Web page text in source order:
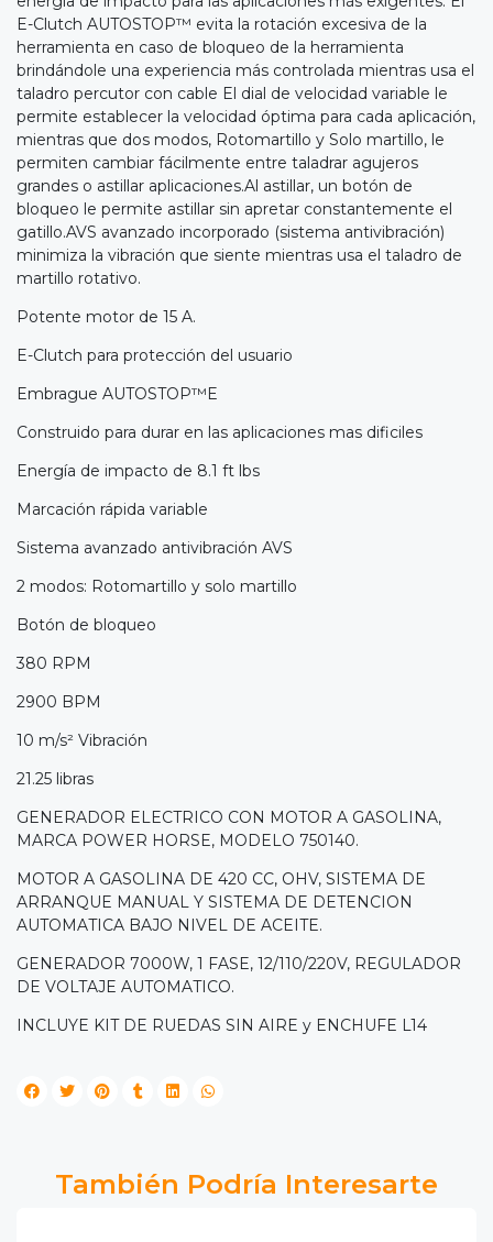
E-Clutch AUTOSTOP™ evita la rotación excesiva de la
herramienta en caso de bloqueo de la herramienta
brindándole una experiencia más controlada mientras usa el
taladro percutor con cable El dial de velocidad variable le
permite establecer la velocidad óptima para cada aplicación,
mientras que dos modos, Rotomartillo y Solo martillo, le
permiten cambiar fácilmente entre taladrar agujeros
grandes o astillar aplicaciones.Al astillar, un botón de
bloqueo le permite astillar sin apretar constantemente el
gatillo.AVS avanzado incorporado (sistema antivibración)
minimiza la vibración que siente mientras usa el taladro de
martillo rotativo.
Potente motor de 15 A.
E-Clutch para protección del usuario
Embrague AUTOSTOP™E
Construido para durar en las aplicaciones mas dificiles
Energía de impacto de 8.1 ft lbs
Marcación rápida variable
Sistema avanzado antivibración AVS
2 modos: Rotomartillo y solo martillo
Botón de bloqueo
380 RPM
2900 BPM
10 m/s² Vibración
21.25 libras
GENERADOR ELECTRICO CON MOTOR A GASOLINA,
MARCA POWER HORSE, MODELO 750140.
MOTOR A GASOLINA DE 420 CC, OHV, SISTEMA DE
ARRANQUE MANUAL Y SISTEMA DE DETENCION
AUTOMATICA BAJO NIVEL DE ACEITE.
GENERADOR 7000W, 1 FASE, 12/110/220V, REGULADOR
DE VOLTAJE AUTOMATICO.
INCLUYE KIT DE RUEDAS SIN AIRE y ENCHUFE L14
También Podría Interesarte